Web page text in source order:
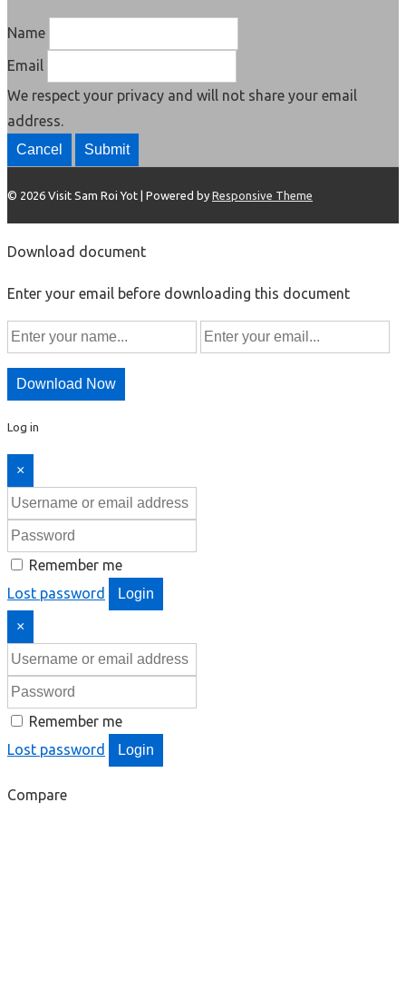
Name
Email
We respect your privacy and will not share your email
address.
Cancel Submit
© 2026 Visit Sam Roi Yot | Powered by Responsive Theme
Download document
Enter your email before downloading this document
Download Now
Log in
×
Remember me
Lost password
Login
×
Remember me
Lost password
Login
Compare